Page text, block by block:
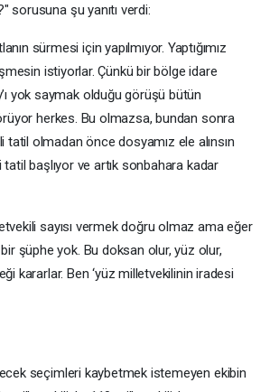
şu yanıtı verdi:
sürmesi için yapılmıyor. Yaptığımız
istiyorlar. Çünkü bir bölge idare
yok saymak olduğu görüşü bütün
herkes. Bu olmazsa, bundan sonra
olmadan önce dosyamız ele alınsın
başlıyor ve artık sonbahara kadar
sayısı vermek doğru olmaz ama eğer
şüphe yok. Bu doksan olur, yüz olur,
kararlar. Ben ‘yüz milletvekilinin iradesi
seçimleri kaybetmek istemeyen ekibin